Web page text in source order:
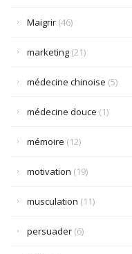
Maigrir (46)
marketing (21)
médecine chinoise (5)
médecine douce (1)
mémoire (12)
motivation (19)
musculation (11)
persuader (6)